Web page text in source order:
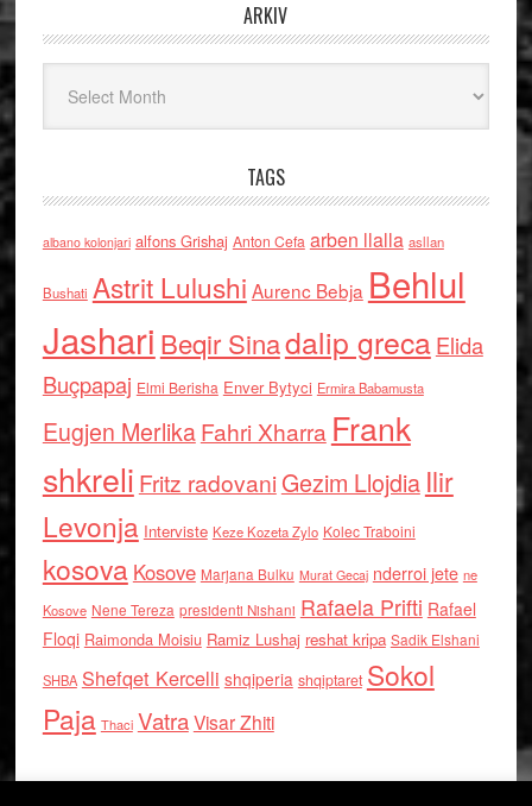
ARKIV
TAGS
albano kolonjari alfons Grishaj Anton Cefa arben llalla asllan
Bushati Astrit Lulushi Aurenc Bebja Behlul
Jashari Beqir Sinadalip grecaElida
Buçpapaj Elmi Berisha Enver Bytyci Ermira Babamusta
Eugjen MerlikaFahri Xharra Frank
shkreli Fritz radovaniGezim Llojdia Ilir
Levonja Interviste Keze Kozeta Zylo Kolec Traboini
kosova Kosove Marjana Bulku Murat Gecaj nderroi jete ne
Kosove Nene Tereza presidenti Nishani Rafaela Prifti Rafael
Floqi Raimonda Moisiu Ramiz Lushaj reshat kripa Sadik Elshani
SHBA Shefqet Kercelli shqiperia shqiptaret Sokol
Paja Thaci VatraVisar Zhiti